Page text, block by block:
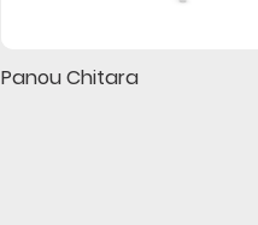
Panou Chitara